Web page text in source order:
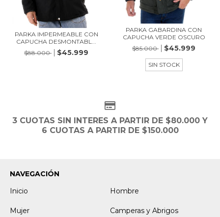
PARKA IMPERMEABLE CON
CAPUCHA DESMONTABL...
$88.000
$45.999
PARKA GABARDINA CON
CAPUCHA VERDE OSCURO
$85.000
$45.999
SIN STOCK
3 CUOTAS SIN INTERES A PARTIR DE $80.000 Y
6 CUOTAS A PARTIR DE $150.000
NAVEGACIÓN
Inicio
Hombre
Mujer Camperas y Abrigos